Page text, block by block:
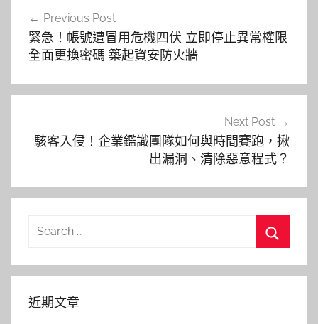
導
覽
Previous Post
緊急！帳號遭冒用危機四伏 立即停止異常權限
全面更換密碼 築起資安防火牆
Next Post
駭客入侵！企業鑑識團隊如何與時間賽跑，揪
出漏洞、清除惡意程式？
Search
近期文章